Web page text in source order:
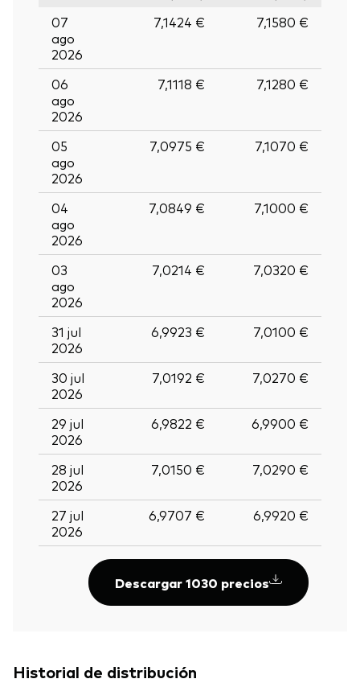
07
ago
2026
7,1424 € 7,1580 €
06
ago
2026
7,1118 € 7,1280 €
05
ago
2026
7,0975 € 7,1070 €
04
ago
2026
7,0849 € 7,1000 €
03
ago
2026
7,0214 € 7,0320 €
31 jul
2026
6,9923 € 7,0100 €
30 jul
2026
7,0192 € 7,0270 €
29 jul
2026
6,9822 € 6,9900 €
28 jul
2026
7,0150 € 7,0290 €
27 jul
2026
6,9707 € 6,9920 €
Descargar 1030 precios
Historial de distribución